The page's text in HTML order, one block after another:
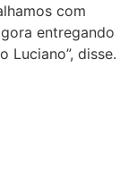
com
entregando
Luciano”, disse.